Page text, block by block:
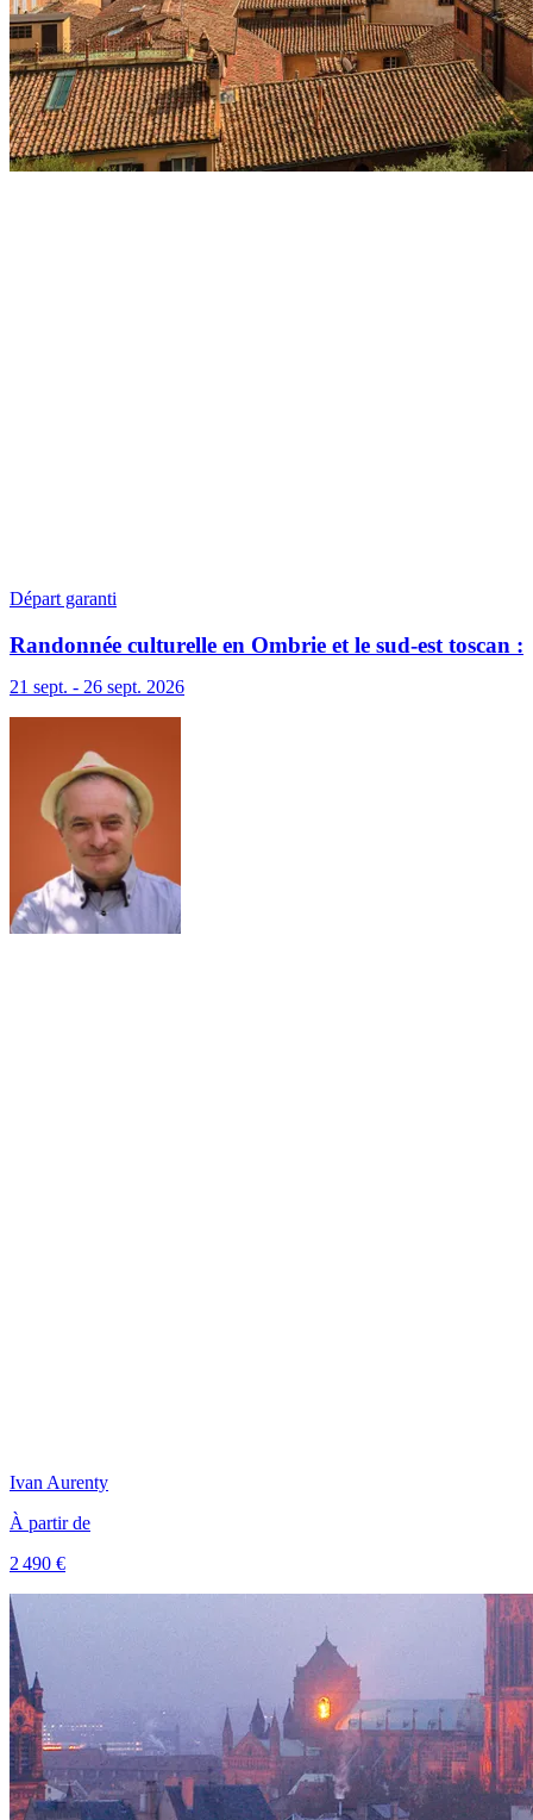
Départ garanti
Randonnée culturelle en Ombrie et le sud-est toscan :
21 sept. - 26 sept. 2026
Ivan Aurenty
À partir de
2 490 €
Voir le voyage